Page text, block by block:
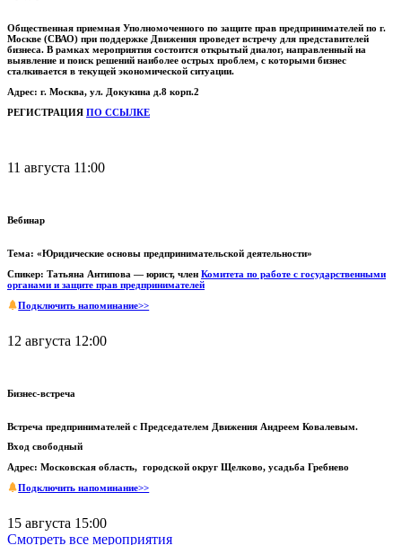
Общественная приемная Уполномоченного по защите прав предпринимателей по г.
Москве (СВАО) при поддержке Движения проведет встречу для представителей
бизнеса. В рамках мероприятия состоится открытый диалог, направленный на
выявление и поиск решений наиболее острых проблем, с которыми бизнес
сталкивается в текущей экономической ситуации.
Адрес: г. Москва, ул. Докукина д.8 корп.2
РЕГИСТРАЦИЯ ПО ССЫЛКЕ
11 августа 11:00
Вебинар
Тема: «Юридические основы предпринимательской деятельности»
Спикер: Татьяна Антипова — юрист, член Комитета по работе с государственными
органами и защите прав предпринимателей
Подключить напоминание>>
12 августа 12:00
Бизнес-встреча
Встреча предпринимателей с Председателем Движения Андреем Ковалевым.
Вход свободный
Адрес: Московская область, городской округ Щелково, усадьба Гребнево
Подключить напоминание>>
15 августа 15:00
Смотреть все мероприятия